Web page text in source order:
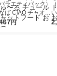
ラエティパック）
ば CIAO チャオ
ーる 猫 まぐろバ
円